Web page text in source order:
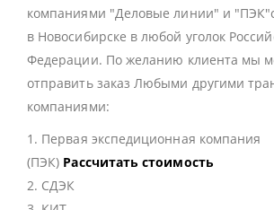
компаниями "Деловые линии" и
в Новосибирске в любой уголок
Федерации. По желанию клиента мы
отправить заказ Любыми другими
компаниями:
1. Первая экспедиционная компания
(ПЭК) Рассчитать стоимость
2. СДЭК